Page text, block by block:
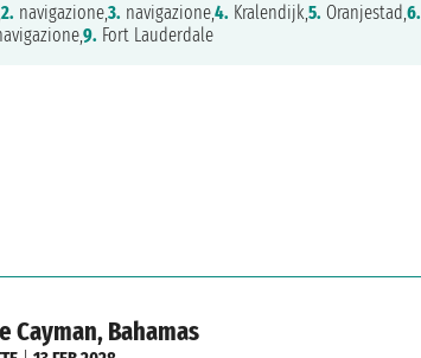
2. navigazione,3. navigazione,4. Kralendijk,5. Oranjestad,6.
9. Fort Lauderdale
Cayman, Bahamas